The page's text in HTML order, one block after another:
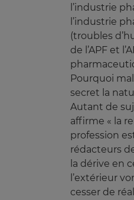
l’industrie
l’industrie
(troubles
de l’APF et
Pourquoi
secret la
Autant de
affirme « la
profession
rédacteurs
la dérive en
l’extérieur
cesser de